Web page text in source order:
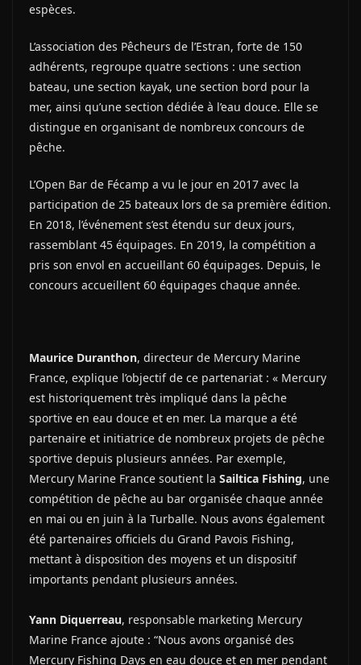
espèces.
L’association des Pêcheurs de l’Estran, forte de 150
adhérents, regroupe quatre sections : une section
bateau, une section kayak, une section bord pour la
mer, ainsi qu’une section dédiée à l’eau douce. Elle se
distingue en organisant de nombreux concours de
pêche.
L’Open Bar de Fécamp a vu le jour en 2017 avec la
participation de 25 bateaux lors de sa première édition.
En 2018, l’événement s’est étendu sur deux jours,
rassemblant 45 équipages. En 2019, la compétition a
pris son envol en accueillant 60 équipages. Depuis, le
concours accueillent 60 équipages chaque année.
Maurice Duranthon, directeur de Mercury Marine
France, explique l’objectif de ce partenariat : « Mercury
est historiquement très impliqué dans la pêche
sportive en eau douce et en mer. La marque a été
partenaire et initiatrice de nombreux projets de pêche
sportive depuis plusieurs années. Par exemple,
Mercury Marine France soutient la Sailtica Fishing, une
compétition de pêche au bar organisée chaque année
en mai ou en juin à la Turballe. Nous avons également
été partenaires officiels du Grand Pavois Fishing,
mettant à disposition des moyens et un dispositif
importants pendant plusieurs années.
Yann Diquerreau, responsable marketing Mercury
Marine France ajoute : “Nous avons organisé des
Mercury Fishing Days en eau douce et en mer pendant